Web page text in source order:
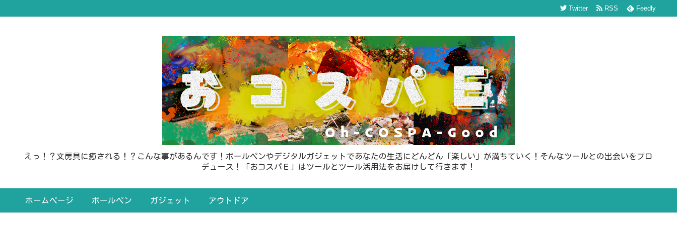
えっ！？文房具に癒される！？こんな事があるんです！ボールペンやデジタルガジェットであなたの生活にどんどん「楽しい」が満ちていく！そんなツールとの出会いをプロ
デュース！「おコスパＥ」はツールとツール活用法をお届けして行きます！
ホームページ ボールペン ガジェット アウトドア
Twitter RSS Feedly